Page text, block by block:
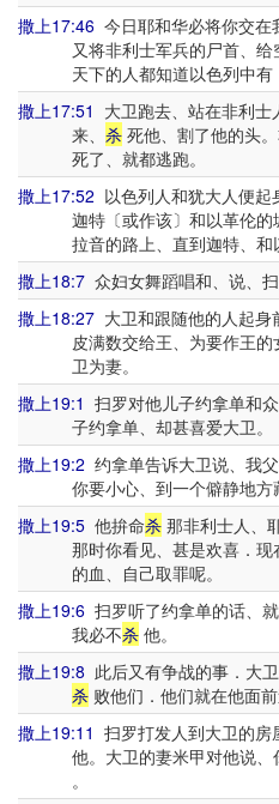
撒上17:46 今日耶和华必将你交在
又将非利士军兵的尸首、
天下的人都知道以色列中
撒上17:51 大卫跑去、站在非利
来、 杀死他、割了他的头
死了、就都逃跑。
撒上17:52 以色列人和犹大人便
迦特〔或作该〕和以革伦的
拉音的路上、直到迦特、和
撒上18:7 众妇女舞蹈唱和、说、
撒上18:27 大卫和跟随他的人起身
皮满数交给王、为要作王
卫为妻。
撒上19:1 扫罗对他儿子约拿单和
子约拿单、却甚喜爱大卫。
撒上19:2 约拿单告诉大卫说、我
你要小心、到一个僻静地方
撒上19:5 他拚命杀 那非利士人、
那时你看见、甚是欢喜．现
的血、自己取罪呢。
撒上19:6 扫罗听了约拿单的话、
我必不杀他。
撒上19:8 此后又有争战的事．大
杀败他们．他们就在他面前
撒上19:11 扫罗打发人到大卫的
他。大卫的妻米甲对他说
。